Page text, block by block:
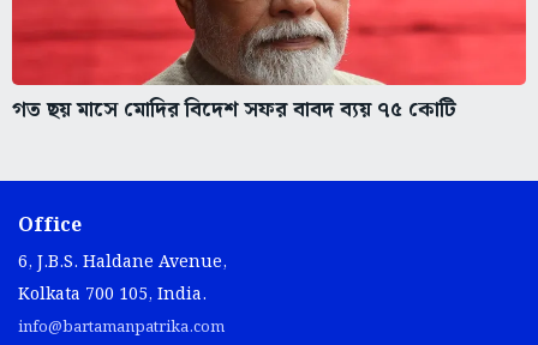
গত ছয় মাসে মোদির বিদেশ সফর বাবদ ব্যয় ৭৫ কোটি
Office
6, J.B.S. Haldane Avenue,
Kolkata 700 105, India.
info@bartamanpatrika.com